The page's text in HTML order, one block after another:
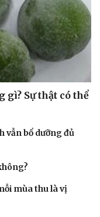
gì? Sự thật có thể
vẫn bổ dưỡng đủ
mùa thu là vị